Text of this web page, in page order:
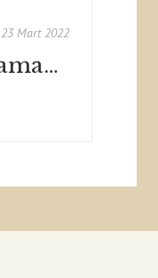
23 Mart 2022
Kendi romanının kahramanı olmak - Metin Celal - Hürriyet / Ocak 2022